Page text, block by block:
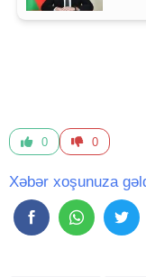
0 0
Xəbər xoşunuza